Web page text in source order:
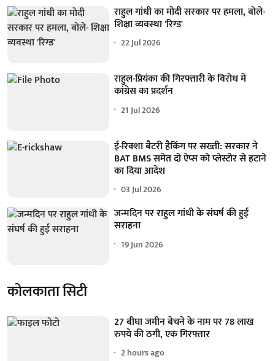
राहुल गांधी का मोदी सरकार पर हमला, बोले-
शिक्षा व्यवस्था 'रिग्ड'
22 Jul 2026
राहुल-प्रियंका की गिरफ्तारी के विरोध में
कांग्रेस का प्रदर्शन
21 Jul 2026
ई-रिक्शा बैटरी हैकिंग पर सख्ती: सरकार ने
BAT BMS समेत दो ऐप्स को प्लेस्टोर से हटाने
का दिया आदेश
03 Jul 2026
जन्मदिन पर राहुल गांधी के संघर्ष की हुई
सराहना
19 Jun 2026
कोलकाता सिटी
27 बीघा जमीन बेचने के नाम पर 78 लाख
रुपये की ठगी, एक गिरफ्तार
2 hours ago